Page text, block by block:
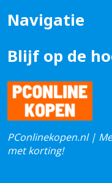
Navigatie
Blijf op de
PConlinekopen.nl |
met korting!